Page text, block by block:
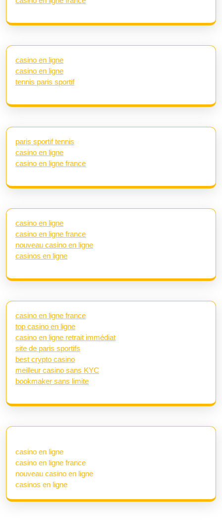
casino en ligne
casino en ligne
tennis paris sportif
paris sportif tennis
casino en ligne
casino en ligne france
casino en ligne
casino en ligne france
nouveau casino en ligne
casinos en ligne
casino en ligne france
top casino en ligne
casino en ligne retrait immédiat
site de paris sportifs
best crypto casino
meilleur casino sans KYC
bookmaker sans limite
casino en ligne
casino en ligne france
nouveau casino en ligne
casinos en ligne